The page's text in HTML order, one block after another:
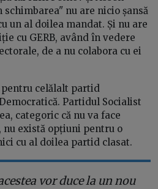
nu are nicio șansă
un al doilea mandat. Și nu are
cu GERB, având în vedere
de a nu colabora cu ei
celălalt partid
Partidul Socialist
categoric că nu va face
nu există opțiuni pentru o
cu al doilea partid clasat.
vor duce la un nou